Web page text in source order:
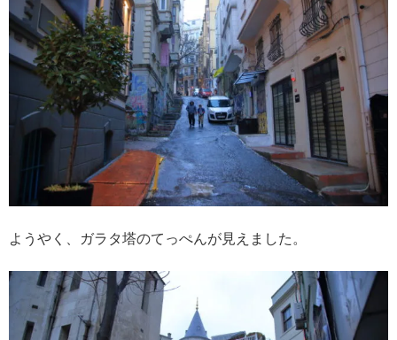
ようやく、ガラタ塔のてっぺんが見えました。